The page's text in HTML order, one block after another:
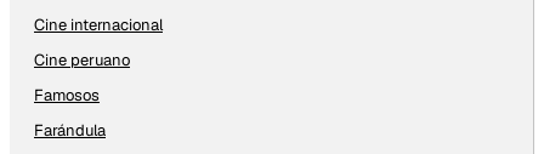
Cine internacional
Cine peruano
Famosos
Farándula